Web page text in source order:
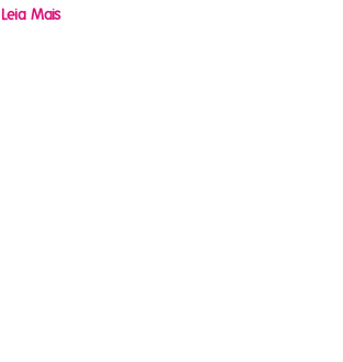
Leia Mais